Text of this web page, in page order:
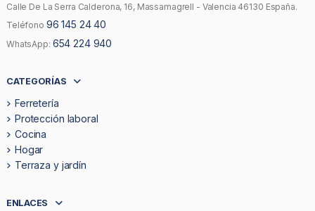
Calle De La Serra Calderona, 16, Massamagrell - Valencia 46130 España.
Teléfono 96 145 24 40
WhatsApp: 654 224 940
CATEGORÍAS
Ferretería
Protección laboral
Cocina
Hogar
Terraza y jardín
ENLACES